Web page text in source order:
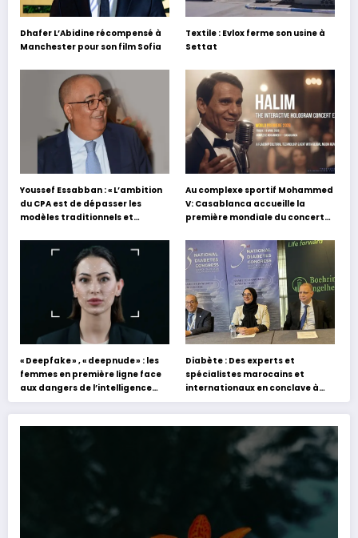
Dhafer L’Abidine récompensé à
Manchester pour son film Sofia
Textile : Evlox ferme son usine à
Settat
Youssef Essabban : « L’ambition
du CPA est de dépasser les
modèles traditionnels et
s’appuyant sur le partage des
expériences »
Au complexe sportif Mohammed
V: Casablanca accueille la
première mondiale du concert
Hafez
« Deepfake » , « deepnude » : les
femmes en première ligne face
aux dangers de l’intelligence
artificielle
Diabète : Des experts et
spécialistes marocains et
internationaux en conclave à
Tanger